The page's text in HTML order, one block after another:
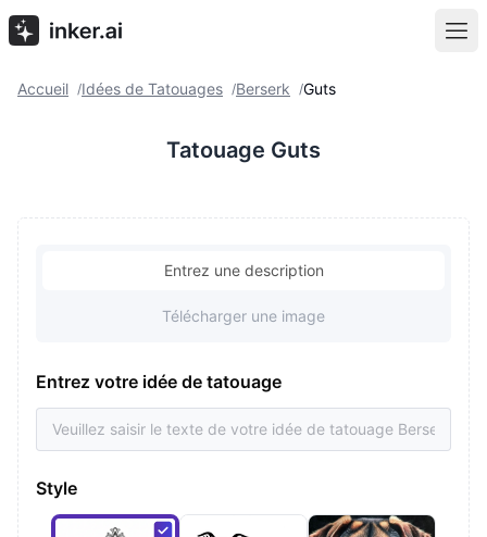
Accueil /Idées de Tatouages /Berserk /Guts
Tatouage Guts
Entrez une description
Télécharger une image
Entrez votre idée de tatouage
Style